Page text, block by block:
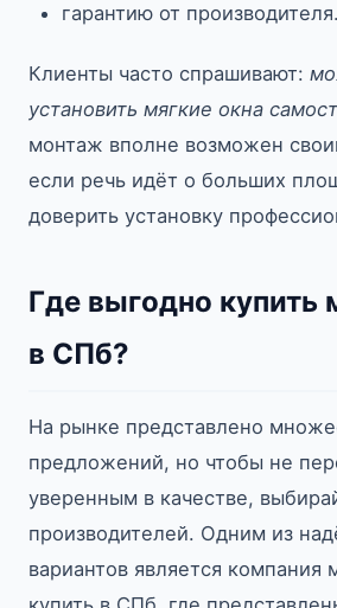
гарантию от производителя.
Клиенты часто спрашивают:
установить мягкие окна
монтаж вполне возможен
если речь идёт о больших
доверить установку
Где выгодно купить
в СПб?
На рынке представлено
предложений, но чтобы не
уверенным в качестве,
производителей. Одним из
вариантов является компания